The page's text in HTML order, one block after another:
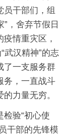
员干部们，组
”，舍弃节假日
情重灾区，
武汉精神”的志
了一支服务群
务，一直战斗
力量无穷。
验“初心使
干部的先锋模